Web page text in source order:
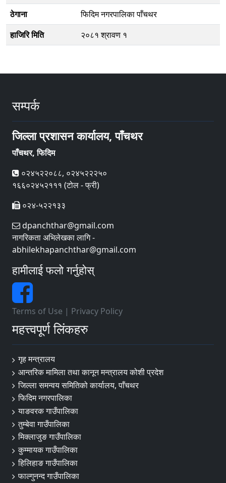
ठेगाना
फिदिम नगरपालिका पाँचथर
हाजिरि मिति
२०८१ श्रावण १
सम्पर्क
जिल्ला प्रशासन कार्यालय, पाँचथर
पाँचथर, फिदिम
०२४५२२०८८, ०२४५२२२५०
१६६०२४५२१११ (टोल - फ्री)
०२४-५२२१३३
dpanchthar@gmail.com
नागरिकता अभिलेखका लागि -
abhilekhapanchthar@gmail.com
हामीलाई फलो गर्नुहोस्
Terms of Use | Privacy Policy
महत्त्वपूर्ण लिंकहरु
गृह मन्त्रालय
आन्तरिक मामिला तथा कानून मन्त्रालय कोशी प्रदेश
जिल्ला समन्वय समितिको कार्यालय, पाँचथर
फिदिम नगरपालिका
याङवरक गाउँपालिका
तुम्बेवा गाउँपालिका
मिक्लाजुङ गाउँपालिका
कुम्मायक गाउँपालिका
हिलिहाङ गाउँपालिका
फाल्गुनन्द गाउँपालिका